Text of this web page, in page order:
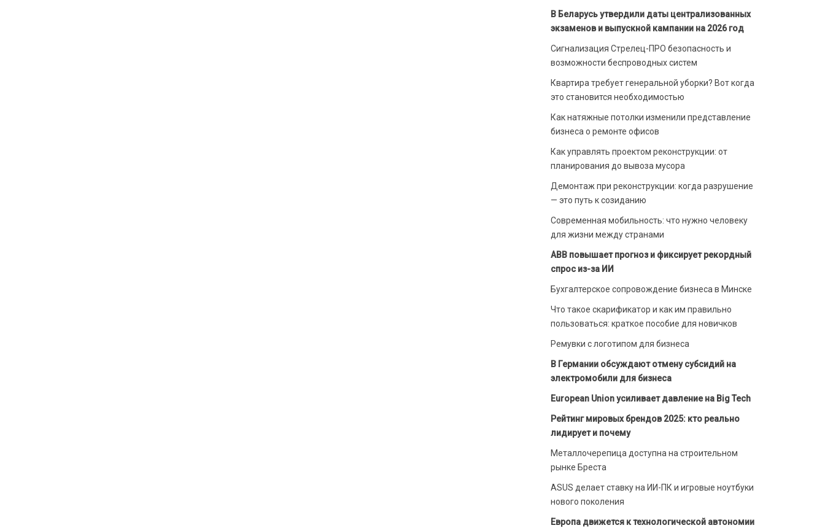
В Беларусь утвердили даты централизованных
экзаменов и выпускной кампании на 2026 год
Сигнализация Стрелец-ПРО безопасность и
возможности беспроводных систем
Квартира требует генеральной уборки? Вот когда
это становится необходимостью
Как натяжные потолки изменили представление
бизнеса о ремонте офисов
Как управлять проектом реконструкции: от
планирования до вывоза мусора
Демонтаж при реконструкции: когда разрушение
— это путь к созиданию
Современная мобильность: что нужно человеку
для жизни между странами
ABB повышает прогноз и фиксирует рекордный
спрос из-за ИИ
Бухгалтерское сопровождение бизнеса в Минске
Что такое скарификатор и как им правильно
пользоваться: краткое пособие для новичков
Ремувки с логотипом для бизнеса
В Германии обсуждают отмену субсидий на
электромобили для бизнеса
European Union усиливает давление на Big Tech
Рейтинг мировых брендов 2025: кто реально
лидирует и почему
Металлочерепица доступна на строительном
рынке Бреста
ASUS делает ставку на ИИ-ПК и игровые ноутбуки
нового поколения
Европа движется к технологической автономии